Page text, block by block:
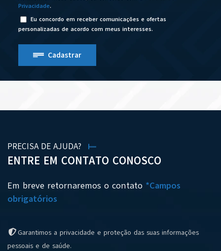
Privacidade.
Eu concordo em receber comunicações e ofertas
personalizadas de acordo com meus interesses.
Cadastrar
PRECISA DE AJUDA?
ENTRE EM CONTATO CONOSCO
Em breve retornaremos o contato *Campos
obrigatórios
Garantimos a privacidade e proteção das suas informações
pessoais e de saúde.